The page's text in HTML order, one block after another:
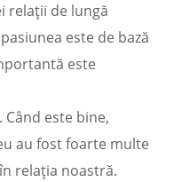
relații de lungă
este de bază
este
Când este bine,
au fost foarte multe
relația noastră.